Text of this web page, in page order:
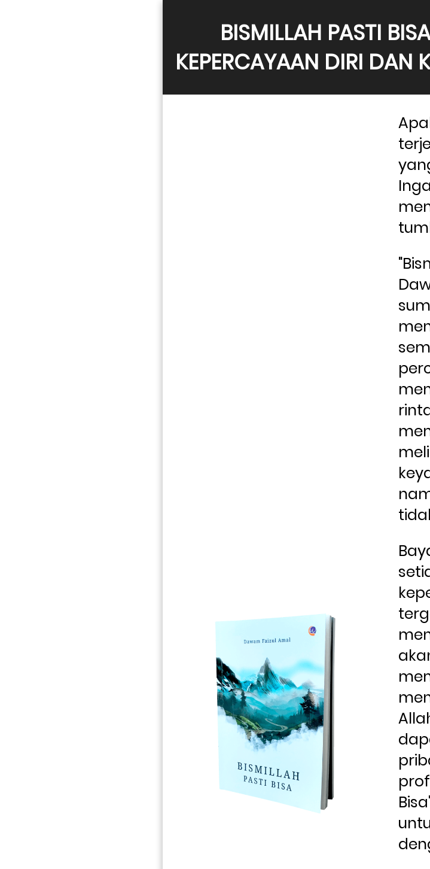
BISMILLAH PASTI
KEPERCAYAAN DIRI DAN